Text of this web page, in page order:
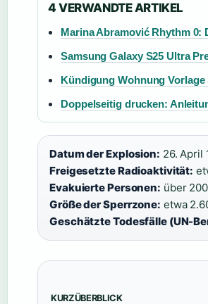
4 VERWANDTE ARTIKEL
Marina Abramović Rhythm 0:
Samsung Galaxy S25 Ultra
Kündigung Wohnung
Doppelseitig drucken:
Datum der Explosion: 26. April
Freigesetzte Radioaktivität:
Evakuierte Personen: über
Größe der Sperrzone: etwa
Geschätzte Todesfälle (UN-
KURZÜBERBLICK